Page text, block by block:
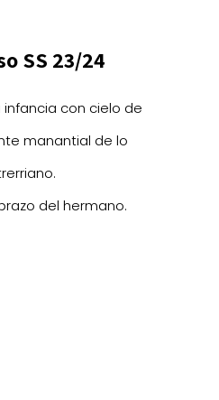
SS 23/24
con cielo de
manantial de lo
del hermano.